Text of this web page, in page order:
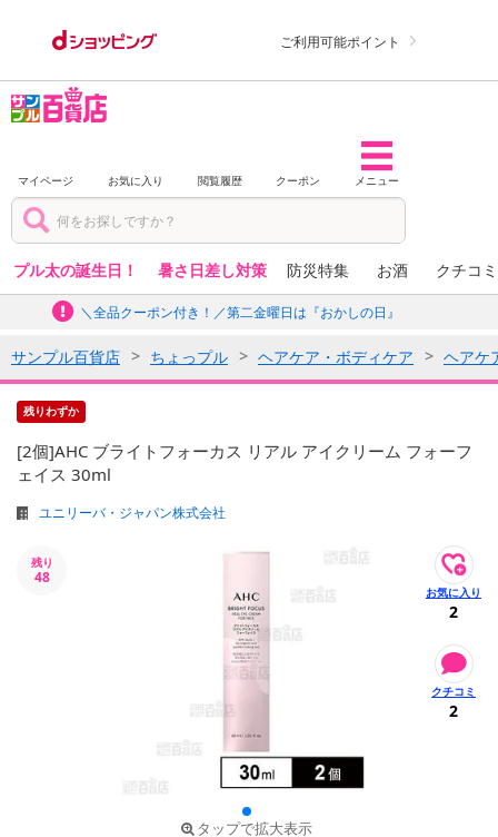
ご利用可能ポイント
マイページ お気に入り 閲覧履歴 クーポン メニュー
プル太の誕生日！ 暑さ日差し対策 防災特集 お酒 クチコ
＼全品クーポン付き！／第二金曜日は『おかしの日』
サンプル百貨店 ちょっプル ヘアケア・ボディケア ヘアケ
残りわずか
[2個]AHC ブライトフォーカス リアル アイクリーム フォーフ
ェイス 30ml
ユニリーバ・ジャパン株式会社
残り
48
タップで拡大表示
2
2